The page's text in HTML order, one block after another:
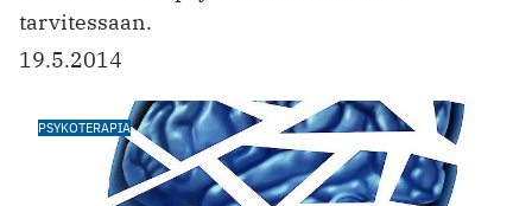
tarvitessaan.
19.5.2014
PSYKOTERAPIA